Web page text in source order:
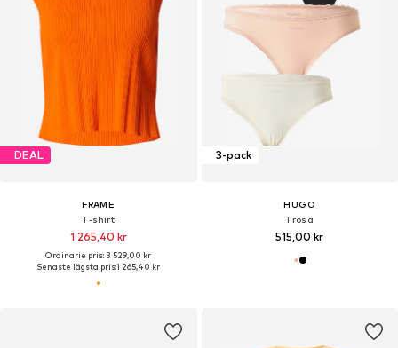
DEAL
FRAME
T-shirt
1 265,40 kr
Ordinarie pris: 3 529,00 kr
Senaste lägsta pris:1 265,40 kr
3-pack
HUGO
Trosa
515,00 kr